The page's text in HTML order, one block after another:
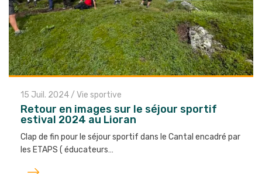
15 Juil. 2024 / Vie sportive
Retour en images sur le séjour sportif
estival 2024 au Lioran
Clap de fin pour le séjour sportif dans le Cantal encadré par
les ETAPS ( éducateurs…
Lire